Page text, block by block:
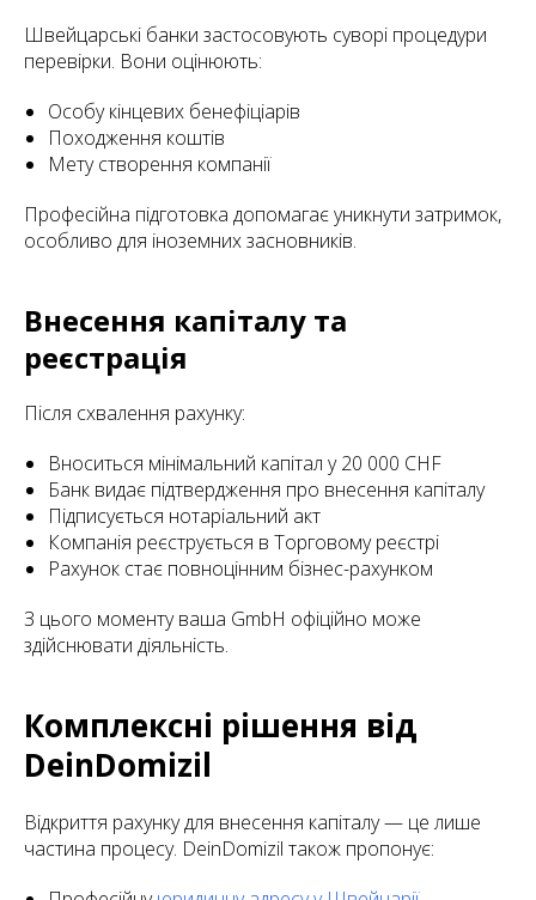
Швейцарські банки застосовують суворі процедури
перевірки. Вони оцінюють:
Особу кінцевих бенефіціарів
Походження коштів
Мету створення компанії
Професійна підготовка допомагає уникнути затримок,
особливо для іноземних засновників.
Внесення капіталу та
реєстрація
Після схвалення рахунку:
Вноситься мінімальний капітал у 20 000 CHF
Банк видає підтвердження про внесення капіталу
Підписується нотаріальний акт
Компанія реєструється в Торговому реєстрі
Рахунок стає повноцінним бізнес-рахунком
З цього моменту ваша GmbH офіційно може
здійснювати діяльність.
Комплексні рішення від
DeinDomizil
Відкриття рахунку для внесення капіталу — це лише
частина процесу. DeinDomizil також пропонує: